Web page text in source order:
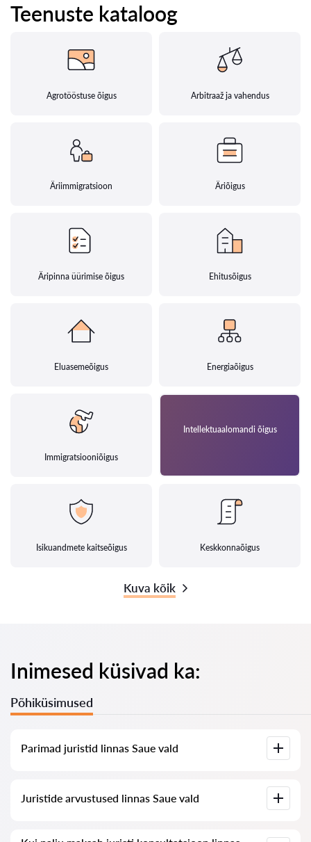
Teenuste kataloog
Agrotööstuse õigus Arbitraaž ja vahendus
Äriimmigratsioon Äriõigus
Äripinna üürimise õigus Ehitusõigus
Eluasemeõigus Energiaõigus
Immigratsiooniõigus
Intellektuaalomandi õigus
Isikuandmete kaitseõigus Keskkonnaõigus
Kuva kõik
Inimesed küsivad ka:
Põhiküsimused
Parimad juristid linnas Saue vald
vald koos täieliku infoga: hinnad, arvustused, telefoninumber
Juristide arvustused linnas Saue vald